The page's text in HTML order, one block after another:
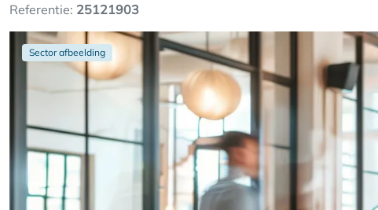
Referentie: 25121903
Sector afbeelding